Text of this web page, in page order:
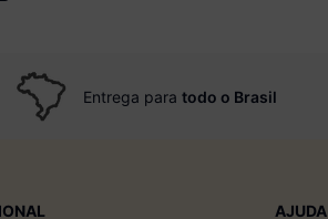
Entrega paratodo o Brasil
AJUDA